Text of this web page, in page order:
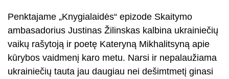
Penktajame „Knygialaidės“ epizode Skaitymo
ambasadorius Justinas Žilinskas kalbina ukrainiečių
vaikų rašytoją ir poetę Kateryną Mikhalitsyną apie
kūrybos vaidmenį karo metu. Narsi ir nepalaužiama
ukrainiečių tauta jau daugiau nei dešimtmetį ginasi